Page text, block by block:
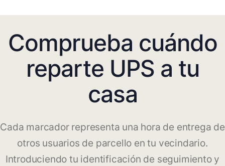
Comprueba cuándo
reparte UPS a tu
casa
Cada marcador representa una hora de entrega de
otros usuarios de parcello en tu vecindario.
Introduciendo tu identificación de seguimiento y